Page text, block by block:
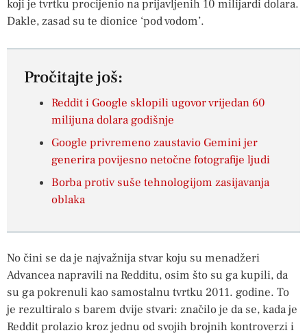
koji je tvrtku procijenio na prijavljenih 10 milijardi dolara.
Dakle, zasad su te dionice ‘pod vodom’.
Pročitajte još:
Reddit i Google sklopili ugovor vrijedan 60
milijuna dolara godišnje
Google privremeno zaustavio Gemini jer
generira povijesno netočne fotografije ljudi
Borba protiv suše tehnologijom zasijavanja
oblaka
No čini se da je najvažnija stvar koju su menadžeri
Advancea napravili na Redditu, osim što su ga kupili, da
su ga pokrenuli kao samostalnu tvrtku 2011. godine. To
je rezultiralo s barem dvije stvari: značilo je da se, kada je
Reddit prolazio kroz jednu od svojih brojnih kontroverzi i